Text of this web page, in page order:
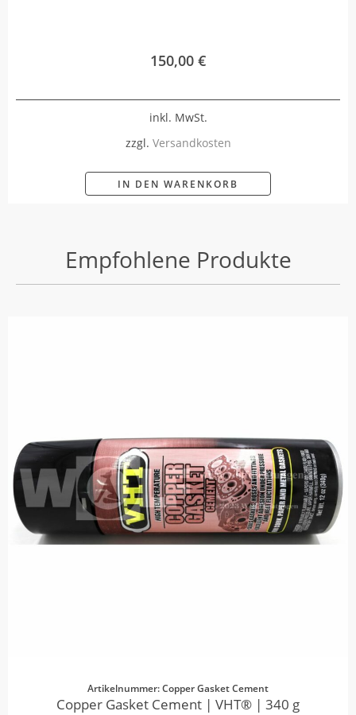
150,00 €
inkl. MwSt.
zzgl. Versandkosten
IN DEN WARENKORB
Empfohlene Produkte
Artikelnummer: Copper Gasket Cement
Copper Gasket Cement | VHT® | 340 g